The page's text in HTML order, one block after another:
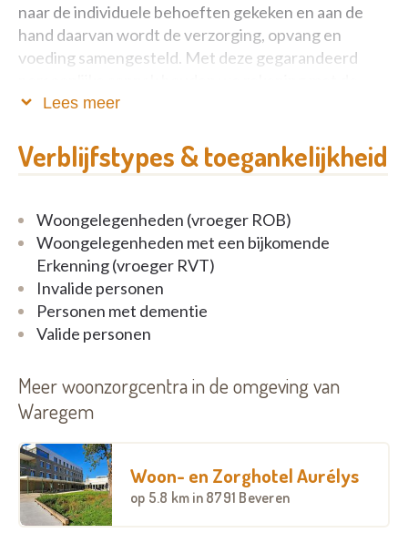
naar de individuele behoeften gekeken en aan de
hand daarvan wordt de verzorging, opvang en
voeding samengesteld. Met deze gegarandeerd
wensen van de bewoners en streven we naar de
zijn alle senioren welkomen, welke zorgen ze ook
behoeven. Voor demente senioren is een aparte
worden.
Lees meer
Verblijfstypes & toegankelijkheid
Woongelegenheden (vroeger ROB)
Woongelegenheden met een bijkomende
Erkenning (vroeger RVT)
Invalide personen
Personen met dementie
Valide personen
Meer woonzorgcentra in de omgeving van
Waregem
Woon- en Zorghotel Aurélys
op 5.8 km in 8791 Beveren